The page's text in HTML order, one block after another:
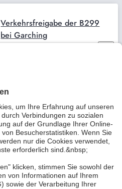
Verkehrsfreigabe der B299
bei Garching
bookmark_border
6. Aug. 2026 25:45 Min.
Almwirtschaft - Tourismus -
Klimawandel – Michaela
Kaniber im Sommerinterview